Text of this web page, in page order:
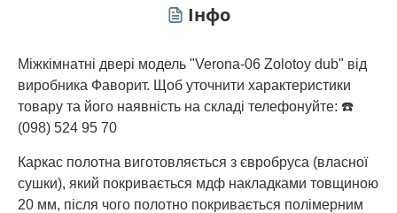
Інфо
Міжкімнатні двері модель "Verona-06 Zolotoy dub" від
виробника Фаворит. Щоб уточнити характеристики
товару та його наявність на складі телефонуйте: ☎️
(098) 524 95 70
Каркас полотна виготовляється з євробруса (власної
сушки), який покривається мдф накладками товщиною
20 мм, після чого полотно покривається полімерним